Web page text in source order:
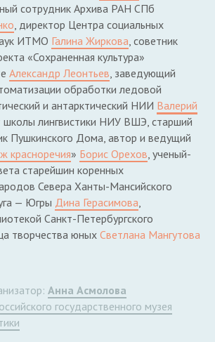
сотрудник Архива РАН СПб
, директор Центра социальных
ИТМО Галина Жиркова , советник
«Сохраненная культура»
Александр Леонтьев , заведующий
обработки ледовой
и антарктический НИИ Валерий
школы лингвистики НИУ ВШЭ, старший
Пушкинского Дома, автор и ведущий
красноречия» Борис Орехов , ученый-
старейшин коренных
Севера Ханты-Мансийского
— Югры Дина Герасимова
Санкт-Петербургского
творчества юных Светлана Мангутова
Анна Асмолова
государственного музея